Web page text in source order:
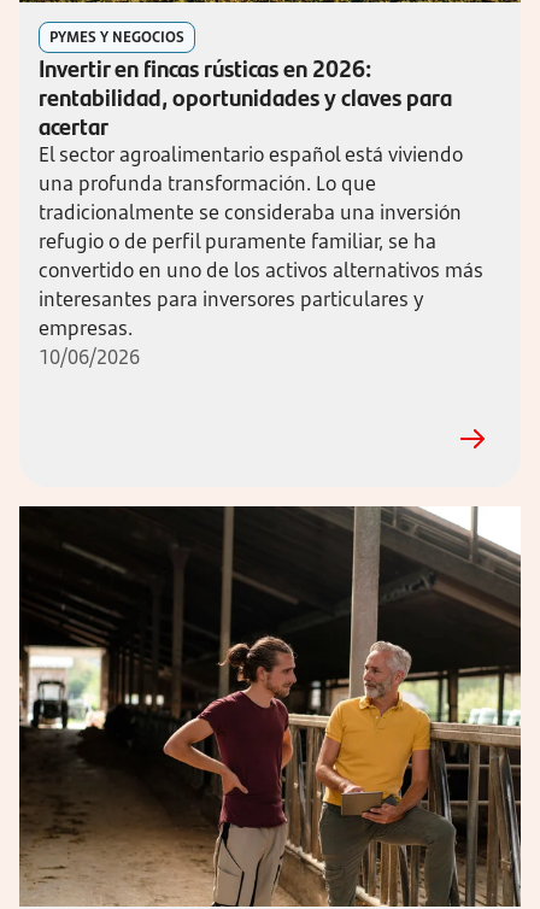
PYMES Y NEGOCIOS
Invertir en fincas rústicas en 2026:
rentabilidad, oportunidades y claves para
acertar
El sector agroalimentario español está viviendo
una profunda transformación. Lo que
tradicionalmente se consideraba una inversión
refugio o de perfil puramente familiar, se ha
convertido en uno de los activos alternativos más
interesantes para inversores particulares y
empresas.
10/06/2026